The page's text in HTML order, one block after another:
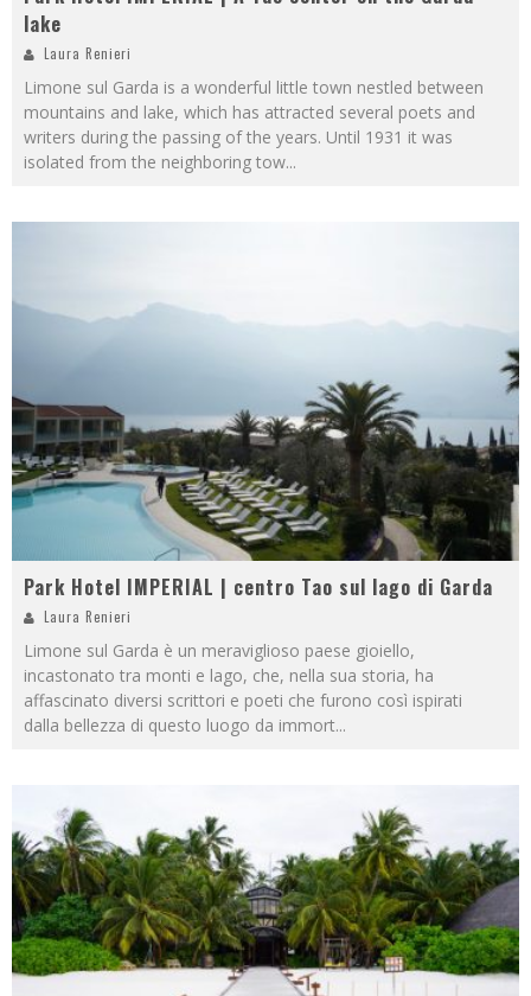
lake
Laura Renieri
Limone sul Garda is a wonderful little town nestled between
mountains and lake, which has attracted several poets and
writers during the passing of the years. Until 1931 it was
isolated from the neighboring tow...
Park Hotel IMPERIAL | centro Tao sul lago di Garda
Laura Renieri
Limone sul Garda è un meraviglioso paese gioiello,
incastonato tra monti e lago, che, nella sua storia, ha
affascinato diversi scrittori e poeti che furono così ispirati
dalla bellezza di questo luogo da immort...